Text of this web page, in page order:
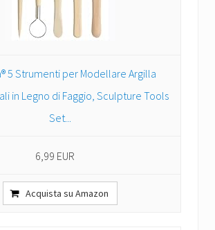
5 Strumenti per Modellare Argilla
in Legno di Faggio, Sculpture Tools
Set...
6,99 EUR
Acquista su Amazon